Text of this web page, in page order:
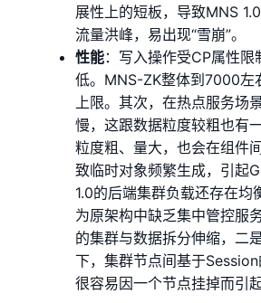
展性上的短板，导致MNS
流量洪峰，易出现“雪崩”。
性能：写入操作受CP属性
低。MNS-ZK整体到7000左
上限。其次，在热点服务场
慢，这跟数据粒度较粗也有
粒度粗、量大，也会在组件
致临时对象频繁生成，引起
1.0的后端集群负载还存在均
为原架构中缺乏集中管控服
的集群与数据拆分伸缩，二
下，集群节点间基于Session
很容易因一个节点挂掉而引